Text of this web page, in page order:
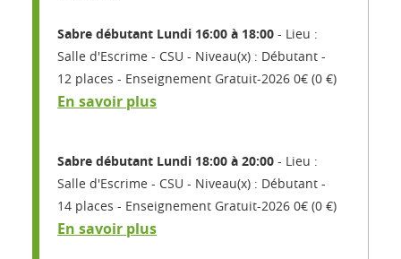
Sabre débutant Lundi 16:00 à 18:00
Lieu :
Salle d'Escrime - CSU
Niveau(x) : Débutant
12 places
Enseignement Gratuit-2026 0€ (0 €)
En savoir plus
Sabre débutant Lundi 18:00 à 20:00
Lieu :
Salle d'Escrime - CSU
Niveau(x) : Débutant
14 places
Enseignement Gratuit-2026 0€ (0 €)
En savoir plus